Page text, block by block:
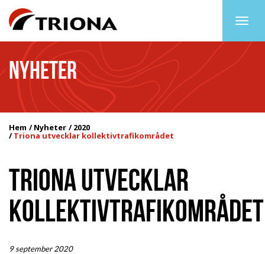
NYHETER
Hem Nyheter 2020
Triona utvecklar kollektivtrafikområdet
TRIONA UTVECKLAR
KOLLEKTIVTRAFIKOMRÅDET
9 september 2020